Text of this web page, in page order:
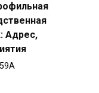
Адрес,